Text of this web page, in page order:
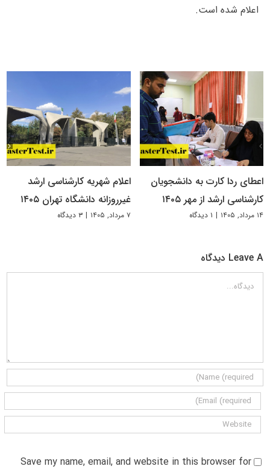
اعلام شده است.
اعطای ردا کارت به دانشجویان
کارشناسی ارشد از مهر ۱۴۰۵
۱۴ مرداد, ۱۴۰۵ | ۱ دیدگاه
اعلام شهریه کارشناسی ارشد
غیرروزانه دانشگاه تهران ۱۴۰۵
۷ مرداد, ۱۴۰۵ | ۳ دیدگاه
Leave A دیدگاه
دیدگاه
Save my name, email, and website in this browser for